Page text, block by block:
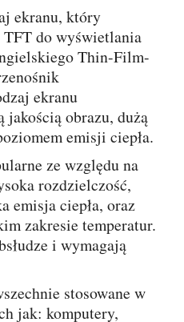
do wyświetlania
Thin-Film-
ekranu
jakością obrazu, dużą
emisji ciepła.
rozdzielczość,
emisja ciepła, oraz
zakresie temperatur.
i wymagają
jak: komputery,